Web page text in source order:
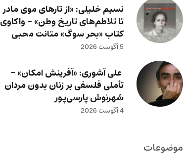
نسیم خلیلی: «از تارهای موی مادر
تا تلاطم‌های تاریخ وطن» – واکاوی
کتاب «بحر سوگ» متانت محبی
5 آگوست 2026
علی آشوری: «آفرینش امکان» –
تأملی فلسفی بر زنان بدون مردان
شهرنوش پارسی‌پور
4 آگوست 2026
موضوعات